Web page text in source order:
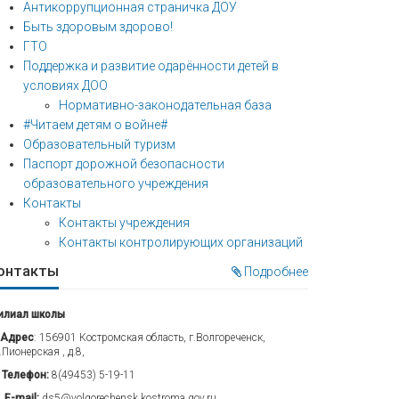
Антикоррупционная страничка ДОУ
Быть здоровым здорово!
ГТО
Поддержка и развитие одарённости детей в
условиях ДОО
Нормативно-законодательная база
#Читаем детям о войне#
Образовательный туризм
Паспорт дорожной безопасности
образовательного учреждения
Контакты
Контакты учреждения
Контакты контролирующих организаций
Подробнее
школы
Адрес: 156901 Костромская область, г.Волгореченск,
, д.8,
Телефон: 8(49453) 5-19-11